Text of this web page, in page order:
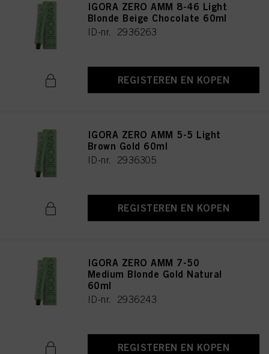
IGORA ZERO AMM 8-46 Light
Blonde Beige Chocolate 60ml
ID-nr. 2936263
REGISTEREN EN KOPEN
IGORA ZERO AMM 5-5 Light
Brown Gold 60ml
ID-nr. 2936305
REGISTEREN EN KOPEN
IGORA ZERO AMM 7-50
Medium Blonde Gold Natural
60ml
ID-nr. 2936243
REGISTEREN EN KOPEN